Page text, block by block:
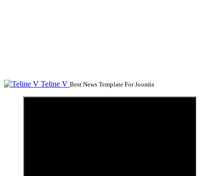
Teline V Best News Template For Joomla